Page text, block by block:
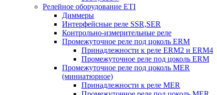
Релейное оборудование ETI
Диммеры
Интерфейсные реле SSR,SER
Контрольно-измерительные реле
Промежуточное реле под цоколь ERM
Принадлежности к реле ERM2 и ERM4
Промежуточное реле под цоколь ERM
Промежуточное реле под цоколь MER
(миниатюрное)
Принадлежности к реле MER